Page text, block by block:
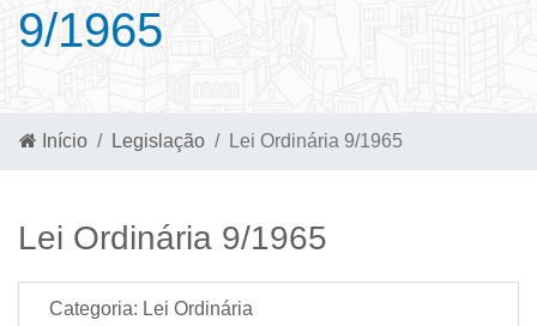
9/1965
Início Legislação Lei Ordinária 9/1965
Lei Ordinária 9/1965
Categoria: Lei Ordinária